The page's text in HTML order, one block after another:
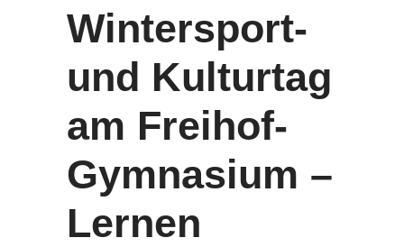
Wintersport-
und Kulturtag
am Freihof-
Gymnasium –
Lernen